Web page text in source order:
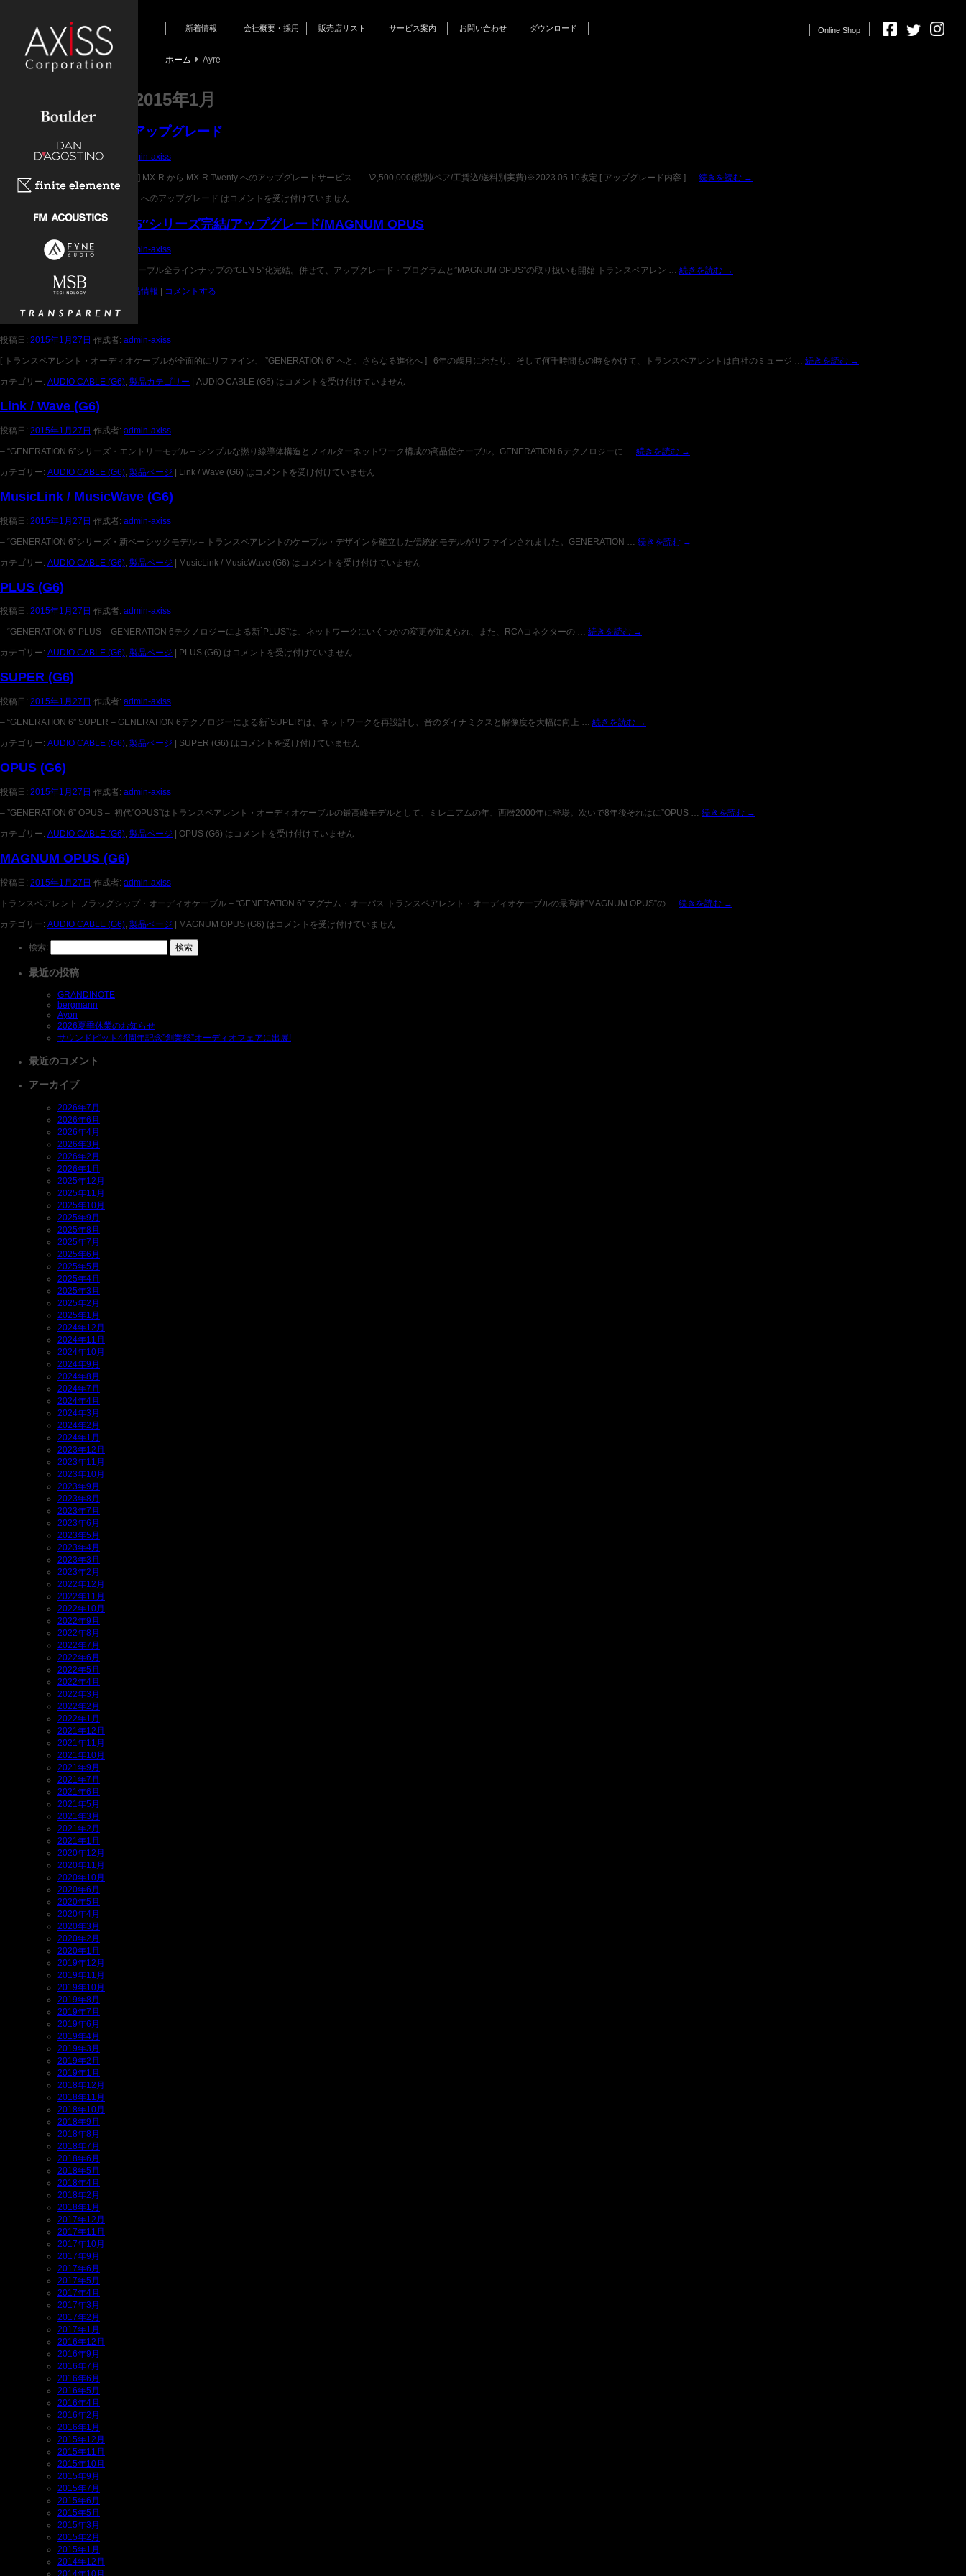
新着情報 会社概要・採用 販売店リスト サービス案内 お問い合わせ ダウンロード
ホーム Ayre
Online Shop
2015年1月
「MX-R Twenty」へのアップグレード
2015年1月15日 作成者: admin-axiss
[ アップグレードサービスのご案内 ] MX-R から MX-R Twenty へのアップグレードサービス \2,500,000(税別/ペア/工賃込/送料別実費)※2023.05.10改定 [ アップグレード内容 ] … 続きを読む →
「MX-R Twenty」へのアップグレード は コメントを受け付けていません
TRANSPARENT”GEN 5″シリーズ完結/アップグレード/MAGNUM OPUS
2015年1月27日 作成者: admin-axiss
トランスペアレント・オーディオケーブル全ラインナップの”GEN 5″化完結。併せて、アップグレード・プログラムと”MAGNUM OPUS”の取り扱いも開始 トランスペアレン … 続きを読む →
TRANSPARENT 新製品情報 コメントする
AUDIO CABLE (G6)
投稿日: 2015年1月27日 作成者: admin-axiss
[ トランスペアレント・オーディオケーブルが全面的にリファイン、 ”GENERATION 6” へと、さらなる進化へ ] 6年の歳月にわたり、そして何千時間もの時をかけて、トランスペアレントは自社のミュージ … 続きを読む →
カテゴリー: AUDIO CABLE (G6), 製品カテゴリー | AUDIO CABLE (G6) は コメントを受け付けていません
Link / Wave (G6)
投稿日: 2015年1月27日 作成者: admin-axiss
– “GENERATION 6″シリーズ・エントリーモデル – シンプルな撚り線導体構造とフィルターネットワーク構成の高品位ケーブル。GENERATION 6テクノロジーに … 続きを読む →
カテゴリー: AUDIO CABLE (G6) 製品ページ | Link / Wave (G6) は コメントを受け付けていません
MusicLink / MusicWave (G6)
投稿日: 2015年1月27日 作成者: admin-axiss
– “GENERATION 6″シリーズ・新ベーシックモデル – トランスペアレントのケーブル・デザインを確立した伝統的モデルがリファインされました。GENERATION … 続きを読む →
カテゴリー: AUDIO CABLE (G6) 製品ページ | MusicLink / MusicWave (G6) は コメントを受け付けていません
PLUS (G6)
投稿日: 2015年1月27日 作成者: admin-axiss
– “GENERATION 6” PLUS – GENERATION 6テクノロジーによる新`PLUS”は、ネットワークにいくつかの変更が加えられ、また、RCAコネクターの … 続きを読む →
カテゴリー: AUDIO CABLE (G6), 製品ページ PLUS (G6) は コメントを受け付けていません
SUPER (G6)
投稿日: 2015年1月27日 作成者: admin-axiss
– “GENERATION 6” SUPER – GENERATION 6テクノロジーによる新`SUPER”は、ネットワークを再設計し、音のダイナミクスと解像度を大幅に向上 … 続きを読む →
カテゴリー: AUDIO CABLE (G6), 製品ページ SUPER (G6) は コメントを受け付けていません
OPUS (G6)
投稿日: 2015年1月27日 作成者: admin-axiss
– ”GENERATION 6” OPUS – 初代”OPUS”はトランスペアレント・オーディオケーブルの最高峰モデルとして、ミレニアムの年、西暦2000年に登場。次いで8年後それはに”OPUS … 続きを読む →
カテゴリー: AUDIO CABLE (G6), 製品ページ OPUS (G6) は コメントを受け付けていません
MAGNUM OPUS (G6)
投稿日: 2015年1月27日 作成者: admin-axiss
トランスペアレント フラッグシップ・オーディオケーブル – “GENERATION 6” マグナム・オーパス トランスペアレント・オーディオケーブルの最高峰”MAGNUM OPUS”の … 続きを読む →
カテゴリー: AUDIO CABLE (G6), 製品ページ MAGNUM OPUS (G6) は コメントを受け付けていません
検索:
最近の投稿
GRANDINOTE
bergmann
Ayon
2026夏季休業のお知らせ
サウンドピット44周年記念”創業祭”オーディオフェアに出展!
最近のコメント
アーカイブ
2026年7月
2026年6月
2026年4月
2026年3月
2026年2月
2026年1月
2025年12月
2025年11月
2025年10月
2025年9月
2025年8月
2025年7月
2025年6月
2025年5月
2025年4月
2025年3月
2025年2月
2025年1月
2024年12月
2024年11月
2024年10月
2024年9月
2024年8月
2024年7月
2024年4月
2024年3月
2024年2月
2024年1月
2023年12月
2023年11月
2023年10月
2023年9月
2023年8月
2023年7月
2023年6月
2023年5月
2023年4月
2023年3月
2023年2月
2022年12月
2022年11月
2022年10月
2022年9月
2022年8月
2022年7月
2022年6月
2022年5月
2022年4月
2022年3月
2022年2月
2022年1月
2021年12月
2021年11月
2021年10月
2021年9月
2021年7月
2021年6月
2021年5月
2021年3月
2021年2月
2021年1月
2020年12月
2020年11月
2020年10月
2020年6月
2020年5月
2020年4月
2020年3月
2020年2月
2020年1月
2019年12月
2019年11月
2019年10月
2019年8月
2019年7月
2019年6月
2019年4月
2019年3月
2019年2月
2019年1月
2018年12月
2018年11月
2018年10月
2018年9月
2018年8月
2018年7月
2018年6月
2018年5月
2018年4月
2018年2月
2018年1月
2017年12月
2017年11月
2017年10月
2017年9月
2017年6月
2017年5月
2017年4月
2017年3月
2017年2月
2017年1月
2016年12月
2016年9月
2016年7月
2016年6月
2016年5月
2016年4月
2016年2月
2016年1月
2015年12月
2015年11月
2015年10月
2015年9月
2015年7月
2015年6月
2015年5月
2015年3月
2015年2月
2015年1月
2014年12月